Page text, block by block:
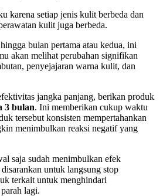
karena setiap jenis kulit berbeda dan
kulit juga berbeda.
bulan pertama atau kedua, ini
akan melihat perubahan signifikan
penyejajaran warna kulit, dan
jangka panjang, berikan produk
3 bulan. Ini memberikan cukup waktu
tersebut konsisten mempertahankan
menimbulkan reaksi negatif yang
saja sudah menimbulkan efek
untuk langsung stop
terkait untuk menghindari
lagi.